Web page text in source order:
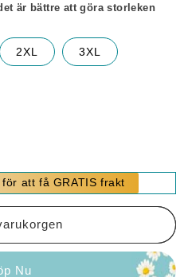
är bättre att göra storleken
2XL 3XL
att få GRATIS frakt
Nu